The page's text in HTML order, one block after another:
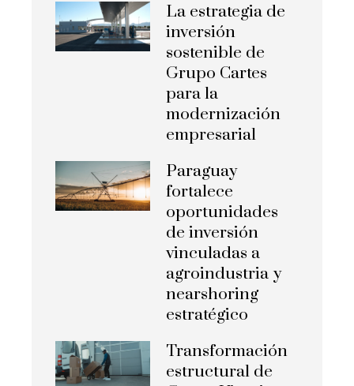
La estrategia de
inversión
sostenible de
Grupo Cartes
para la
modernización
empresarial
Paraguay
fortalece
oportunidades
de inversión
vinculadas a
agroindustria y
nearshoring
estratégico
Transformación
estructural de